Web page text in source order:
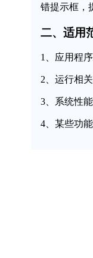
错提示框，
二、适用
1、应用程
2、运行相
3、系统性
4、某些功